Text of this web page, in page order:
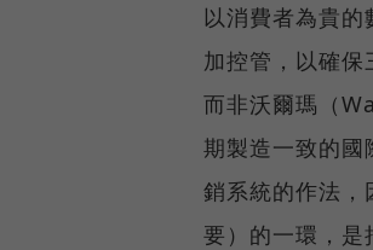
以消費者為貴
加控管，以確
而非沃爾瑪（
期製造一致的國
銷系統的作法，
要）的一環，是